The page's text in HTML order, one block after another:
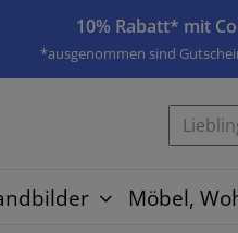
10% Rabatt* mit
*ausgenommen sind
Möbel,